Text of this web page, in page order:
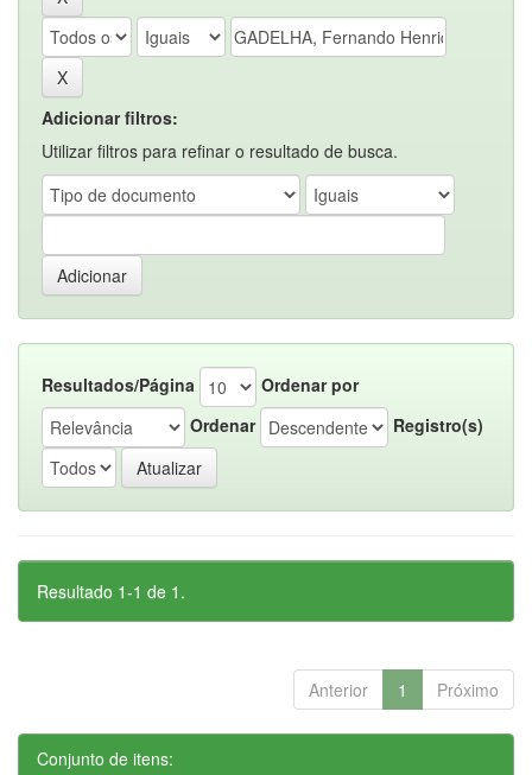
Adicionar filtros:
Utilizar filtros para refinar o resultado de busca.
Resultados/Página
Ordenar por
Ordenar
Registro(s)
Resultado 1-1 de 1.
Anterior 1 Próximo
Conjunto de itens: